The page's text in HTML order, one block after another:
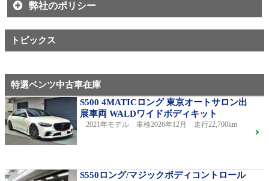
弊社のポリシー
トピックス
特選ベンツ中古車在庫
S500 4MATICロング 東京オートサロン出
展車両 WALDワイドボディキット
2021年モデル 車検2026年12月 走行22,700km
S550ロング/マジックボディコントロール